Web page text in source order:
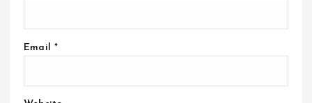
Email *